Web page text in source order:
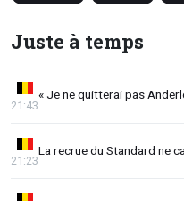
Juste à temps
« Je ne quitterai pas
21:43
La recrue du Standard ne
21:23